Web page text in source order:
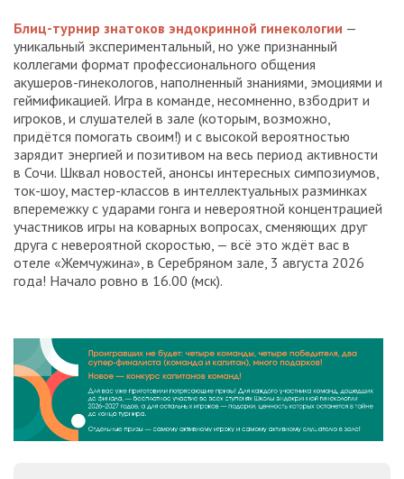
Блиц-турнир знатоков эндокринной гинекологии —
уникальный экспериментальный, но уже признанный
коллегами формат профессионального общения
акушеров-гинекологов, наполненный знаниями, эмоциями и
геймификацией. Игра в команде, несомненно, взбодрит и
игроков, и слушателей в зале (которым, возможно,
придётся помогать своим!) и с высокой вероятностью
зарядит энергией и позитивом на весь период активности
в Сочи. Шквал новостей, анонсы интересных симпозиумов,
ток-шоу, мастер-классов в интеллектуальных разминках
вперемежку с ударами гонга и невероятной концентрацией
участников игры на коварных вопросах, сменяющих друг
друга с невероятной скоростью, — всё это ждёт вас в
отеле «Жемчужина», в Серебряном зале, 3 августа 2026
года! Начало ровно в 16.00 (мск).